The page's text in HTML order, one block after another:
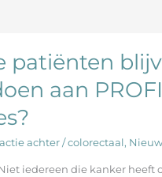
patiënten
aan
achter /colorectaal,
Niet iedereen die kanker heeft